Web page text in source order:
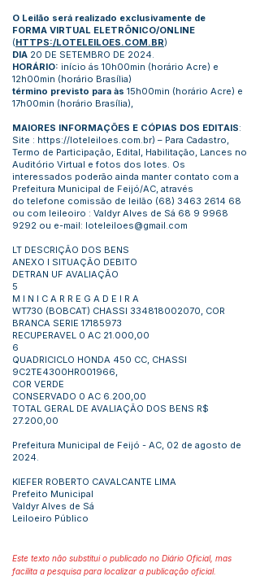
O Leilão será realizado exclusivamente de
FORMA VIRTUAL ELETRÔNICO/ONLINE
(HTTPS:/LOTELEILOES.COM.BR)
DIA 20 DE SETEMBRO DE 2024.
HORÁRIO: início ás 10h00min (horário Acre) e
12h00min (horário Brasília)
término previsto para às 15h00min (horário Acre) e
17h00min (horário Brasília),
MAIORES INFORMAÇÕES E CÓPIAS DOS EDITAIS:
Site : https://loteleiloes.com.br) – Para Cadastro,
Termo de Participação, Edital, Habilitação, Lances no
Auditório Virtual e fotos dos lotes. Os
interessados poderão ainda manter contato com a
Prefeitura Municipal de Feijó/AC, através
do telefone comissão de leilão (68) 3463 2614 68
ou com leileoiro : Valdyr Alves de Sá 68 9 9968
9292 ou e-mail: loteleiloes@gmail.com
LT DESCRIÇÃO DOS BENS
ANEXO I SITUAÇÃO DEBITO
DETRAN UF AVALIAÇÃO
5
M I N I C A R R E G A D E I R A
WT730 (BOBCAT) CHASSI 334818002070, COR
BRANCA SERIE 17185973
RECUPERAVEL 0 AC 21.000,00
6
QUADRICICLO HONDA 450 CC, CHASSI
9C2TE4300HR001966,
COR VERDE
CONSERVADO 0 AC 6.200,00
TOTAL GERAL DE AVALIAÇÃO DOS BENS R$
27.200,00
Prefeitura Municipal de Feijó - AC, 02 de agosto de
2024.
KIEFER ROBERTO CAVALCANTE LIMA
Prefeito Municipal
Valdyr Alves de Sá
Leiloeiro Público
Este texto não substitui o publicado no Diário Oficial, mas
facilita a pesquisa para localizar a publicação oficial.